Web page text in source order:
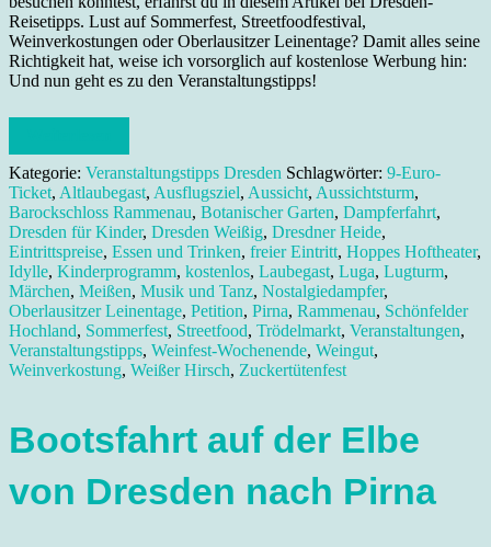
Reisetipps. Lust auf Sommerfest, Streetfoodfestival,
Weinverkostungen oder Oberlausitzer Leinentage? Damit alles seine
Richtigkeit hat, weise ich vorsorglich auf kostenlose Werbung hin:
Und nun geht es zu den Veranstaltungstipps!
Kategorie: Veranstaltungstipps Dresden Schlagwörter: 9-Euro-
Ticket, Altlaubegast, Ausflugsziel, Aussicht, Aussichtsturm,
Barockschloss Rammenau, Botanischer Garten, Dampferfahrt,
Dresden für Kinder, Dresden Weißig, Dresdner Heide,
Eintrittspreise, Essen und Trinken, freier Eintritt, Hoppes Hoftheater,
Idylle, Kinderprogramm, kostenlos, Laubegast, Luga, Lugturm,
Märchen, Meißen, Musik und Tanz, Nostalgiedampfer,
Oberlausitzer Leinentage, Petition, Pirna, Rammenau, Schönfelder
Hochland, Sommerfest, Streetfood, Trödelmarkt, Veranstaltungen,
Veranstaltungstipps, Weinfest-Wochenende, Weingut,
Weinverkostung, Weißer Hirsch, Zuckertütenfest
Bootsfahrt auf der Elbe
von Dresden nach Pirna